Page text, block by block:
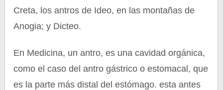
Creta, los antros de Ideo, en las montañas de
Anogia; y Dicteo.
En Medicina, un antro, es una cavidad orgánica,
como el caso del antro gástrico o estomacal, que
es la parte más distal del estómago. esta antes